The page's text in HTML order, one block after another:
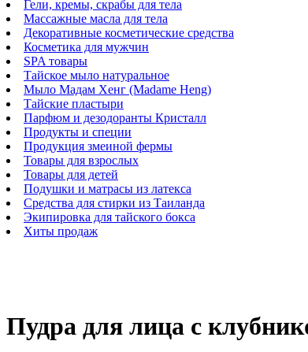
Гели, кремы, скрабы для тела
Массажные масла для тела
Декоративные косметические средства
Косметика для мужчин
SPA товары
Тайское мыло натуральное
Мыло Мадам Хенг (Madame Heng)
Тайские пластыри
Парфюм и дезодоранты Кристалл
Продукты и специи
Продукция змеиной фермы
Товары для взрослых
Товары для детей
Подушки и матрасы из латекса
Средства для стирки из Таиланда
Экипировка для тайского бокса
Хиты продаж
Пудра для лица с